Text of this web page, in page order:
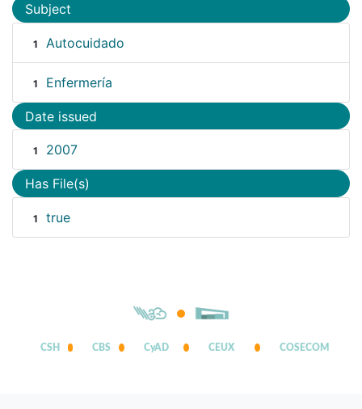
Subject
1 Autocuidado
1 Enfermería
Date issued
1 2007
Has File(s)
1 true
CSH CBS CyAD CEUX COSECOM